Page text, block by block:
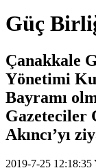
Güç
Çanakkale
Yönetimi
Bayramı
Gazeteciler
Akıncı’yı
2019-7-25 12:18:35